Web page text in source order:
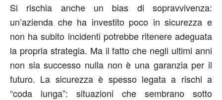
Si rischia anche un bias di sopravvivenza:
un’azienda che ha investito poco in sicurezza e
non ha subito incidenti potrebbe ritenere adeguata
la propria strategia. Ma il fatto che negli ultimi anni
non sia successo nulla non è una garanzia per il
futuro. La sicurezza è spesso legata a rischi a
“coda lunga”: situazioni che sembrano sotto